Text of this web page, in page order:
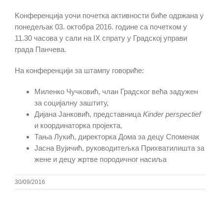
Kонференцијa уочи почетка активности биће одржана у
понедељак 03. октобра 2016. године са почетком у
11.30 часова у сали на IX спрату у Градској управи
града Панчева.
На конференцији за штампу говориће:
Миленко Чучковић, члан Градског већа задужен
за социјалну заштиту,
Дијана Јанковић, представница Kinder perspectief
и координаторка пројекта,
Тања Лукић, директорка Дома за децу Споменак
Јасна Вујичић, руководитељка Прихватилишта за
жене и децу жртве породичног насиља
30/09/2016